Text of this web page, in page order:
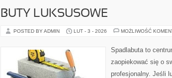
BUTY LUKSUSOWE
POSTED BY ADMIN LUT - 3 - 2026 MOŻLIWOŚĆ
Spadlabuta to
zaopiekować się o
profesjonalny. Jeśli